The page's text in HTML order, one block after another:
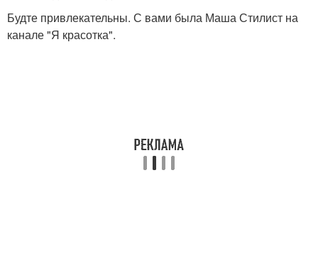
Будте привлекательны. С вами была Маша Стилист на
канале "Я красотка".